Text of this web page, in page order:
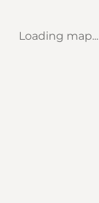
Loading map...